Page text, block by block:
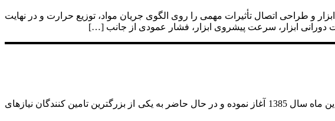
و طراحی اتصال تأثیرات مهمی را روی الگوی جریان مواد، توزیع حرارت و در نهایت
دورانی ابزار، سرعت پیشروی ابزار، فشار عمودی از جانب […]
بازرگانی استیل ­جوش (عضو گروه AHB) فعالیت خود را در زمینه واردات مواد و محصولات مصرفی جوشکاری از فروردین ماه سال 1385 آغاز نموده و در حال حاضر به یکی از بزرگترین تامین­ کنندگان نیازهای